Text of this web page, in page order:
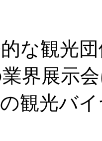
な観光
界展示
観光バ